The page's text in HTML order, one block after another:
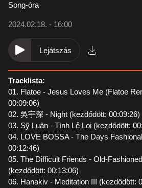
Song-óra
2024.02.18. - 16:00
Lejátszás
Tracklista:
01. Flatoe - Jesus Loves Me (Flatoe
00:09:06)
02. 吳宇深 - Night (kezdődött: 00:09:26)
03. Sỹ Luân - Tình Lẻ Loi (kezdődött:
04. LOVE BOSSA - The Days
00:12:46)
05. The Difficult Friends - Old-
(kezdődött: 00:13:06)
06. Hanakiv - Meditation III (kezdődött: